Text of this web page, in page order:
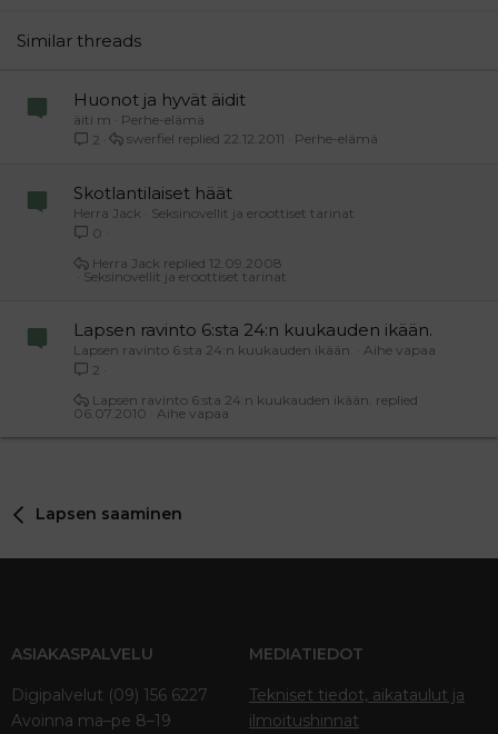
26
Similar threads
Huonot ja hyvät äidit
äiti m
Perhe-elämä
2
Perhe-elämä
22.12.2011
swerfiel
Skotlantilaiset häät
Herra Jack
Seksinovellit ja eroottiset tarinat
0
Seksinovellit ja eroottiset tarinat
12.09.2008
Herra Jack
Lapsen ravinto 6:sta 24:n kuukauden ikään.
Lapsen ravinto 6:sta 24:n kuukauden ikään.
Aihe vapaa
2
Aihe vapaa
06.07.2010
Lapsen ravinto 6:sta 24:n kuukauden ikään.
Lapsen saaminen
ASIAKASPALVELU
Digipalvelut (09) 156 6227
Avoinna ma–pe 8–19
MEDIATIEDOT
Tekniset tiedot, aikataulut ja
ilmoitushinnat